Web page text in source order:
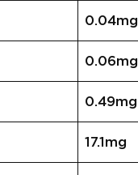
0.04mg
0.06mg
0.49mg
17.1mg